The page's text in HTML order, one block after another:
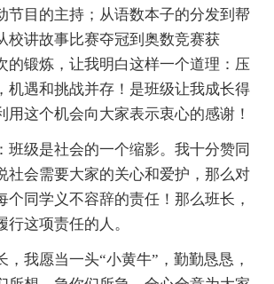
节目的主持；从语数本子的分发到帮
校讲故事比赛夺冠到奥数竞赛获
锻炼，让我明白这样一个道理：压
机遇和挑战并存！是班级让我成长得
用这个机会向大家表示衷心的感谢！
班级是社会的一个缩影。我十分赞同
社会需要大家的关心和爱护，那么对
个同学义不容辞的责任！那么班长，
这项责任的人。
，我愿当一头“小黄牛”，勤勤恳恳，